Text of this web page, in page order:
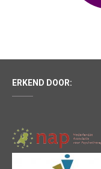
ERKEND DOOR: